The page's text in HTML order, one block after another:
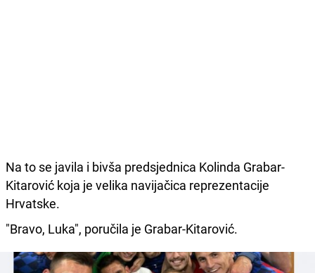
Na to se javila i bivša predsjednica Kolinda Grabar-
Kitarović koja je velika navijačica reprezentacije
Hrvatske.
"Bravo, Luka", poručila je Grabar-Kitarović.